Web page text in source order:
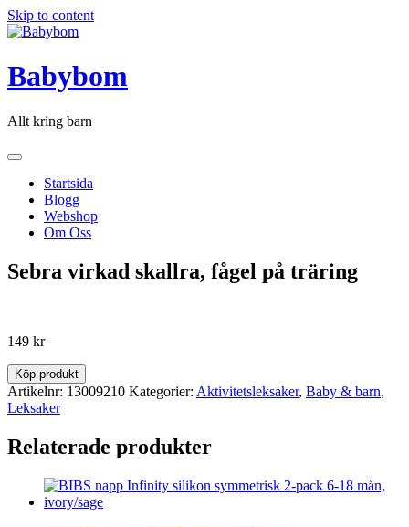
Skip to content
Babybom
Allt kring barn
Startsida
Blogg
Webshop
Om Oss
Sebra virkad skallra, fågel på träring
149 kr
Köp produkt
Artikelnr: 13009210 Kategorier: Aktivitetsleksaker, Baby & barn,
Leksaker
Relaterade produkter